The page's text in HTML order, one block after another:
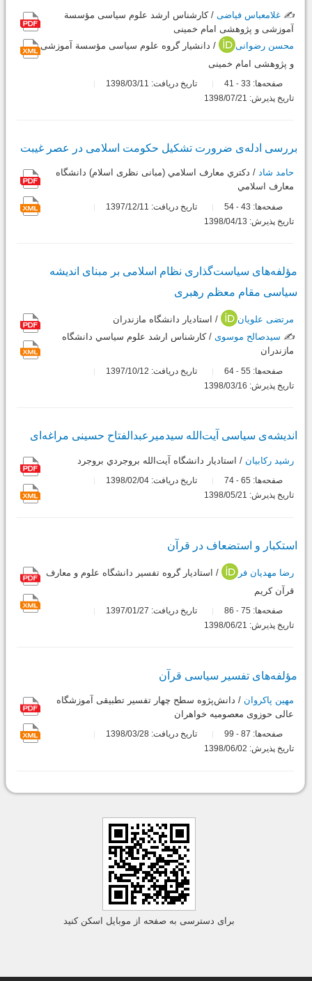
✍️ غلامعباس فیاضی / کارشناس ارشد علوم سیاسی مؤسسة
آموزشی و پژوهشی امام خمینی
محسن رضوانی
/ دانشیار گروه علوم سیاسی مؤسسة آموزشی
و پژوهشی امام خمینی
صفحه‌ها: 33
-
تاریخ دریافت: 1398/03/11
تاریخ پذیرش: 1398/07/21
بررسی ادله‌ی ضرورت تشکیل حکومت اسلامی در عصر غیبت
حامد شاد / دكتري معارف اسلامي (مبانی نظری اسلام) دانشگاه
معارف اسلامي
صفحه‌ها: 43
-
تاریخ دریافت: 1397/12/11
تاریخ پذیرش: 1398/04/13
مؤلفه‌های سیاست‌گذاری نظام اسلامی بر مبنای اندیشه
سیاسی مقام معظم رهبری
مرتضی علویان
/ استاديار دانشگاه مازندران
✍️ سیدصالح موسوی / كارشناس ارشد علوم سياسي دانشگاه
مازندران
صفحه‌ها: 55
-
تاریخ دریافت: 1397/10/12
تاریخ پذیرش: 1398/03/16
اندیشه‌ی سیاسی آیت‌الله سیدمیرعبدالفتاح حسینی مراغه‌ای
رشید رکابیان / استاديار دانشگاه آيت‌الله بروجردي بروجرد
صفحه‌ها: 65
-
تاریخ دریافت: 1398/02/04
تاریخ پذیرش: 1398/05/21
استکبار و استضعاف در قرآن
رضا مهدیان فر
/ استادیار گروه تفسير دانشگاه علوم و معارف
قرآن كريم
صفحه‌ها: 75
-
تاریخ دریافت: 1397/01/27
تاریخ پذیرش: 1398/06/21
مؤلفه‌های تفسیر سیاسی قرآن
مهین پاکروان / دانش‌پژوه سطح چهار تفسیر تطبیقی آموزشگاه
عالی حوزوی معصومیه خواهران
صفحه‌ها: 87
-
تاریخ دریافت: 1398/03/28
تاریخ پذیرش: 1398/06/02
برای دسترسی به صفحه از موبایل اسکن کنید